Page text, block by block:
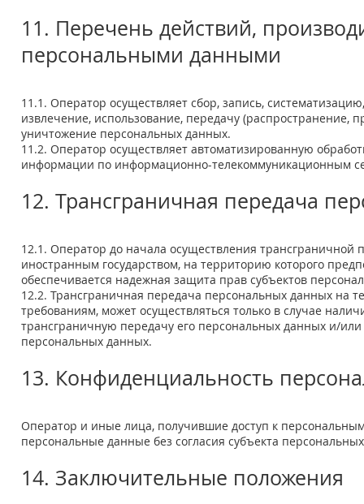
11. Перечень действий,
персональными данными
11.1. Оператор осуществляет сбор, запись,
извлечение, использование, передачу (распространение,
уничтожение персональных данных.
11.2. Оператор осуществляет автоматизированную
информации по информационно-телекоммуникационным
12. Трансграничная передача
12.1. Оператор до начала осуществления трансграничной
иностранным государством, на территорию которого
обеспечивается надежная защита прав субъектов
12.2. Трансграничная передача персональных данных на
требованиям, может осуществляться только в случае
трансграничную передачу его персональных данных и/или
персональных данных.
13. Конфиденциальность
Оператор и иные лица, получившие доступ к
персональные данные без согласия субъекта
14. Заключительные положения